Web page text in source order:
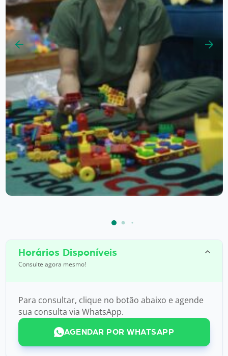
Horários Disponíveis
Consulte agora mesmo!
Para consultar, clique no botão abaixo e agende
sua consulta via WhatsApp.
AGENDAR POR WHATSAPP